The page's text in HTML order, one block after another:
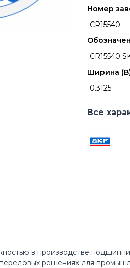
Номер
CR15540
CR15540
Ширина
0.3125
Все
в производстве
решениях для